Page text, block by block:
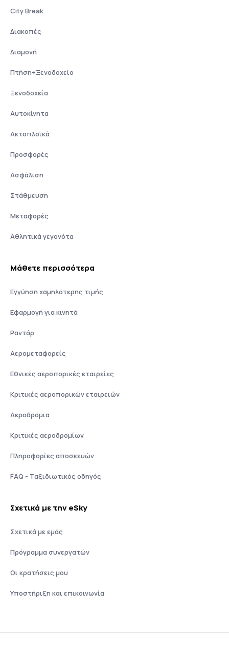
City Break
Διακοπές
Διαμονή
Πτήση+Ξενοδοχείο
Ξενοδοχεία
Αυτοκίνητα
Ακτοπλοϊκά
Προσφορές
Ασφάλιση
Στάθμευση
Μεταφορές
Αθλητικά γεγονότα
Μάθετε περισσότερα
Εγγύηση χαμηλότερης τιμής
Εφαρμογή για κινητά
Ραντάρ
Αερομεταφορείς
Εθνικές αεροπορικές εταιρείες
Κριτικές αεροπορικών εταιρειών
Αεροδρόμια
Κριτικές αεροδρομίων
Πληροφορίες αποσκευών
FAQ - Ταξιδιωτικός οδηγός
Σχετικά με την eSky
Σχετικά με εμάς
Πρόγραμμα συνεργατών
Οι κρατήσεις μου
Υποστήριξη και επικοινωνία